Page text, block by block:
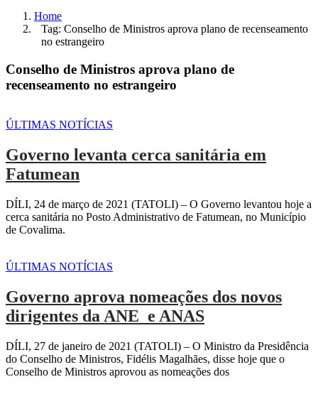
Home
Tag: Conselho de Ministros aprova plano de recenseamento
no estrangeiro
Conselho de Ministros aprova plano de
recenseamento no estrangeiro
ÚLTIMAS NOTÍCIAS
Governo levanta cerca sanitária em
Fatumean
DÍLI, 24 de março de 2021 (TATOLI) – O Governo levantou hoje a
cerca sanitária no Posto Administrativo de Fatumean, no Município
de Covalima.
ÚLTIMAS NOTÍCIAS
Governo aprova nomeações dos novos
dirigentes da ANE e ANAS
DÍLI, 27 de janeiro de 2021 (TATOLI) – O Ministro da Presidência
do Conselho de Ministros, Fidélis Magalhães, disse hoje que o
Conselho de Ministros aprovou as nomeações dos